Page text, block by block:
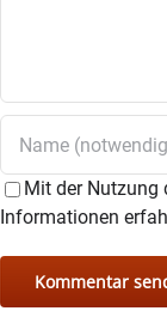
Mit der Nutzung
Informationen